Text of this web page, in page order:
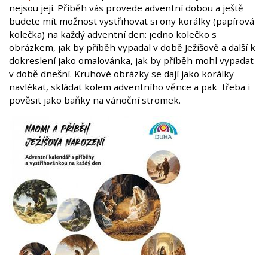
nejsou její. Příběh vás provede adventní dobou a ještě
budete mít možnost vystřihovat si ony korálky (papírová
kolečka) na každý adventní den: jedno kolečko s
obrázkem, jak by příběh vypadal v době Ježíšově a další k
dokreslení jako omalovánka, jak by příběh mohl vypadat
v době dnešní. Kruhové obrázky se dají jako korálky
navlékat, skládat kolem adventního věnce a pak třeba i
pověsit jako baňky na vánoční stromek.